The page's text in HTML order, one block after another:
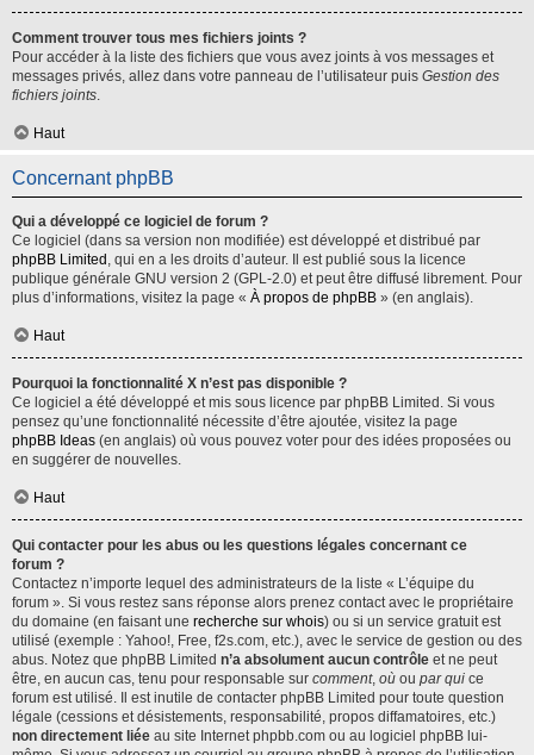
Comment trouver tous mes fichiers joints ?
Pour accéder à la liste des fichiers que vous avez joints à vos messages et
messages privés, allez dans votre panneau de l’utilisateur puis Gestion des
fichiers joints.
Haut
Concernant phpBB
Qui a développé ce logiciel de forum ?
Ce logiciel (dans sa version non modifiée) est développé et distribué par
phpBB Limited , qui en a les droits d’auteur. Il est publié sous la licence
publique générale GNU version 2 (GPL-2.0) et peut être diffusé librement. Pour
plus d’informations, visitez la page « À propos de phpBB » (en anglais).
Haut
Pourquoi la fonctionnalité X n’est pas disponible ?
Ce logiciel a été développé et mis sous licence par phpBB Limited. Si vous
pensez qu’une fonctionnalité nécessite d’être ajoutée, visitez la page
phpBB Ideas (en anglais) où vous pouvez voter pour des idées proposées ou
en suggérer de nouvelles.
Haut
Qui contacter pour les abus ou les questions légales concernant ce
forum ?
Contactez n’importe lequel des administrateurs de la liste « L’équipe du
forum ». Si vous restez sans réponse alors prenez contact avec le propriétaire
du domaine (en faisant une recherche sur whois) ou si un service gratuit est
utilisé (exemple : Yahoo!, Free, f2s.com, etc.), avec le service de gestion ou des
abus. Notez que phpBB Limited n’a absolument aucun contrôle et ne peut
être, en aucun cas, tenu pour responsable sur comment, où ou par qui ce
forum est utilisé. Il est inutile de contacter phpBB Limited pour toute question
légale (cessions et désistements, responsabilité, propos diffamatoires, etc.)
non directement liée au site Internet phpbb.com ou au logiciel phpBB lui-